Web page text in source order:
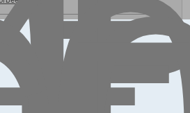
Garage E. Kreusen sprl
Bekijk wagen